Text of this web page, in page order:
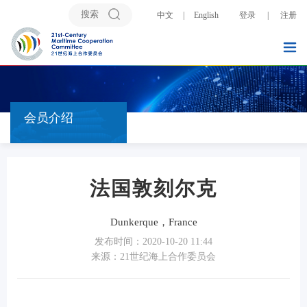
登录 注册
中文 English
会员介绍
法国敦刻尔克
Dunkerque，France
发布时间：2020-10-20 11:44
来源：21世纪海上合作委员会